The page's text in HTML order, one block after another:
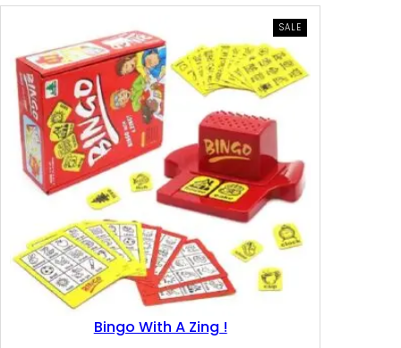
SALEPRODUCT
ON
Bingo With A Zing !